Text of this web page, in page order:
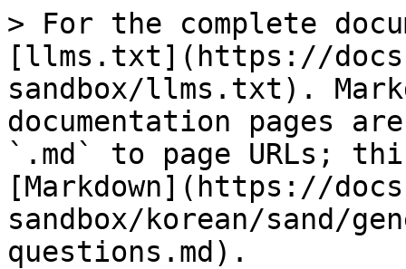
> For the complete
[llms.txt](https://
sandbox/llms.txt).
documentation pages
`.md` to page URLs;
[Markdown](https://
sandbox/korean/sand/
questions.md).